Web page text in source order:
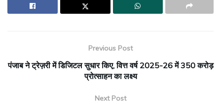
Previous Post
पंजाब ने ट्रेज़री में डिजिटल सुधार किए, वित्त वर्ष 2025-26 में ₹350 करोड़
प्रोत्साहन का लक्ष्य
Next Post